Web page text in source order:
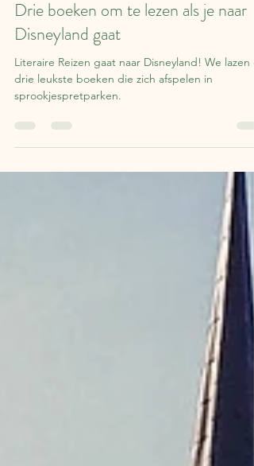
4 okt 2023
2 minuten om te lezen
Drie boeken om te lezen als je naar
Disneyland gaat
Literaire Reizen gaat naar Disneyland! We lazen
sprookjespretparken.